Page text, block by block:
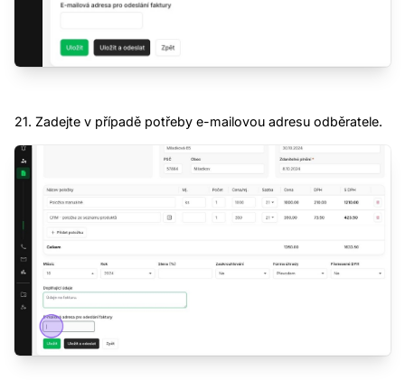
21. Zadejte v případě potřeby e-mailovou adresu odběratele.